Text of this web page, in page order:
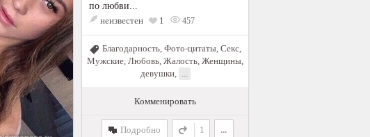
по любви...
неизвестен
1 457
Благодарность, Фото-цитаты, Секс,
Мужские, Любовь, Жалость, Женщины,
девушки, ...
Комменировать
Подробно 1 ...